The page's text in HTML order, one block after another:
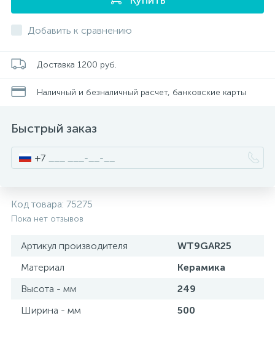
Добавить к сравнению
Доставка 1200 руб.
Наличный и безналичный расчет, банковские карты
Быстрый заказ
+7
Код товара: 75275
Пока нет отзывов
Артикул производителя
WT9GAR25
Материал
Керамика
Высота - мм
249
Ширина - мм
500
Полотенцесушители
Ревизионный люк
Системы контроля протечки воды